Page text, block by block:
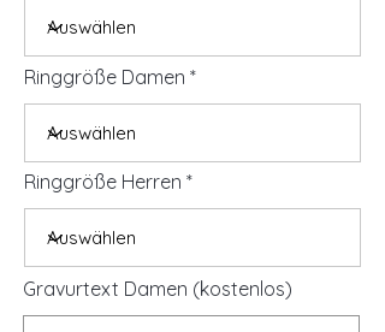
Ringgröße Damen
Ringgröße Herren
Gravurtext Damen (kostenlos)